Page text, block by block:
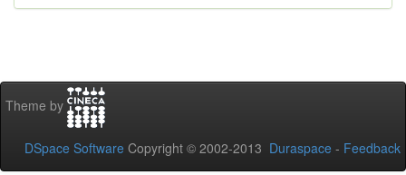
Theme by
DSpace Software Copyright © 2002-2013 Duraspace - Feedback